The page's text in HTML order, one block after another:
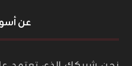
عن